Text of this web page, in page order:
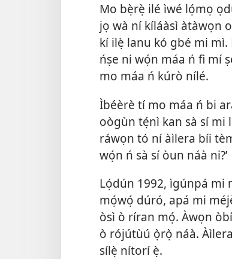
Mo bẹ̀rẹ̀ ilé ìwé lọ́mọ
jọ wà ní kíláàsì àtàwọn
kí ilẹ̀ lanu kó gbé mi
ńṣe ni wọ́n máa ń fi mí
mo máa ń kúrò nílé.
Ìbéèrè tí mo máa ń bi
oògùn tẹ́nì kan sà sí mi
ráwọn tó ní àìlera bíi
wọ́n ń sà sí òun náà ni?’
Lọ́dún 1992, ìgúnpá mi
mọ́wọ́ dúró, apá mi
òsì ò ríran mọ́. Àwọn
ò rójútùú ọ̀rọ̀ náà.
sílẹ̀ nítorí ẹ̀.